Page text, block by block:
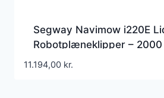
Segway Navimow i220E
Robotplæneklipper – 2000
11.194,00 kr.